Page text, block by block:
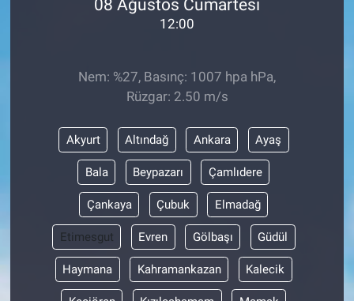
08 Ağustos Cumartesi
12:00
Nem: %27, Basınç: 1007 hpa hPa,
Rüzgar: 2.50 m/s
Akyurt Altındağ Ankara Ayaş
Bala Beypazarı Çamlıdere
Çankaya Çubuk Elmadağ
Etimesgut Evren Gölbaşı Güdül
Haymana Kahramankazan Kalecik